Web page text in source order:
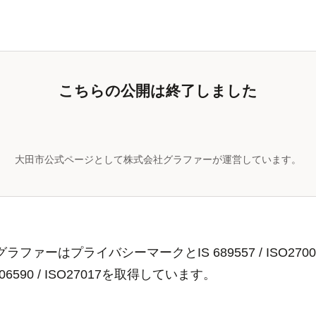
こちらの公開は終了しました
大田市公式ページとして株式会社グラファーが運営しています。
ラファーはプライバシーマークとIS 689557 /
/ ISO27017を取得しています。